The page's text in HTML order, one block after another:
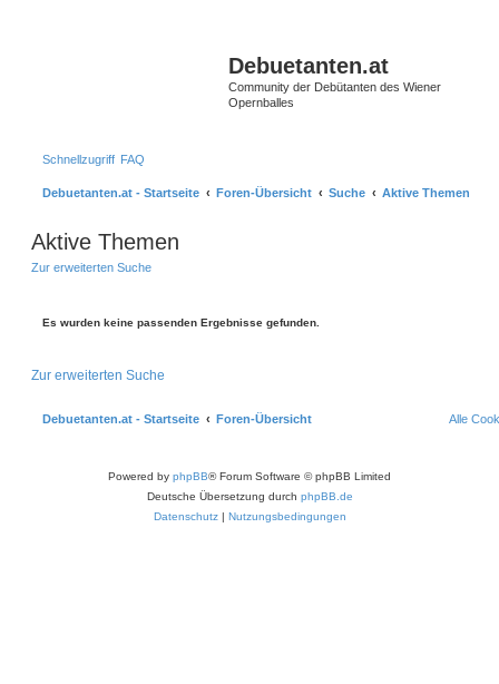
Debuetanten.at
Community der Debütanten des Wiener
Opernballes
Schnellzugriff FAQ
Debuetanten.at - Startseite Foren-Übersicht Suche Aktive Themen
Aktive Themen
Zur erweiterten Suche
Es wurden keine passenden Ergebnisse gefunden.
Zur erweiterten Suche
Debuetanten.at - Startseite Foren-Übersicht Alle
Powered by phpBB® Forum Software © phpBB Limited
Deutsche Übersetzung durch phpBB.de
Datenschutz| Nutzungsbedingungen